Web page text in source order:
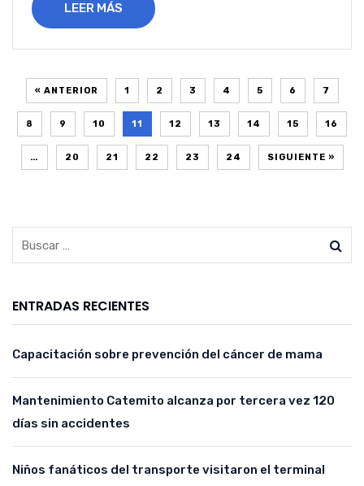
LEER MÁS
« ANTERIOR 1 2 3 4 5 6 7
8 9 10 11 12 13 14 15 16
… 20 21 22 23 24 SIGUIENTE »
ENTRADAS RECIENTES
Capacitación sobre prevención del cáncer de mama
Mantenimiento Catemito alcanza por tercera vez 120
días sin accidentes
Niños fanáticos del transporte visitaron el terminal